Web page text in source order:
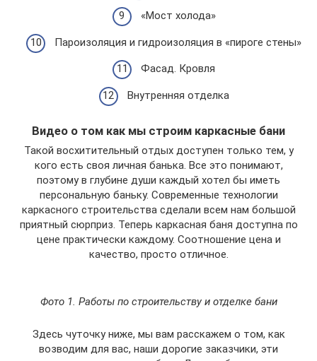
«Мост холода»
Пароизоляция и гидроизоляция в «пироге стены»
Фасад. Кровля
Внутренняя отделка
Видео о том как мы строим каркасные бани
Такой восхитительный отдых доступен только тем, у
кого есть своя личная банька. Все это понимают,
поэтому в глубине души каждый хотел бы иметь
персональную баньку. Современные технологии
каркасного строительства сделали всем нам большой
приятный сюрприз. Теперь каркасная баня доступна по
цене практически каждому. Соотношение цена и
качество, просто отличное.
Фото 1. Работы по строительству и отделке бани
Здесь чуточку ниже, мы вам расскажем о том, как
возводим для вас, наши дорогие заказчики, эти